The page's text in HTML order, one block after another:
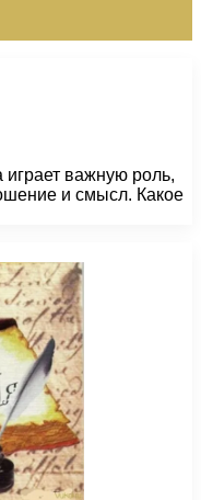
играет важную роль,
и смысл. Какое